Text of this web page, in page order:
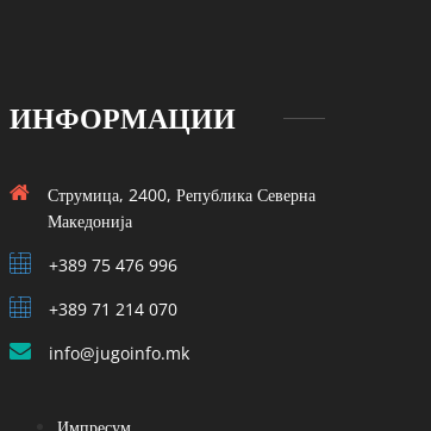
ИНФОРМАЦИИ
Струмица, 2400, Република Северна
Македонија
+389 75 476 996
+389 71 214 070
info@jugoinfo.mk